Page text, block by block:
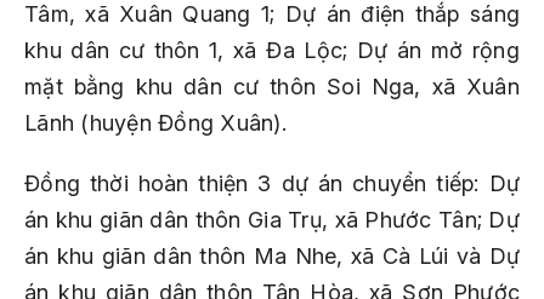
Tâm, xã Xuân Quang 1; Dự án điện thắp sáng
khu dân cư thôn 1, xã Đa Lộc; Dự án mở rộng
mặt bằng khu dân cư thôn Soi Nga, xã Xuân
Lãnh (huyện Đồng Xuân).
Đồng thời hoàn thiện 3 dự án chuyển tiếp: Dự
án khu giãn dân thôn Gia Trụ, xã Phước Tân; Dự
án khu giãn dân thôn Ma Nhe, xã Cà Lúi và Dự
án khu giãn dân thôn Tân Hòa, xã Sơn Phước